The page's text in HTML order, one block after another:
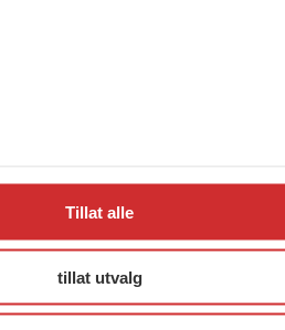
Tillat alle
tillat utvalg
Møt Anneli i yrkesetisk råd